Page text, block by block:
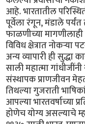
आहे. भारतातील
पूर्वेला रंगून, मंडाले पर्यंत
फाळणीच्या मागणीलाही
विविध क्षेत्रात नोकऱ्या
अन्य व्यापारी ही सुद्धा
साली महात्मा
संस्थापक प्राणजीवन
तिथल्या गुजराती
आपल्या भारतवर्षाच्या
होणेच योग्य असल्याचे